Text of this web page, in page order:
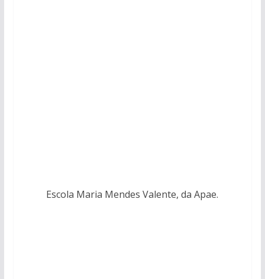
Escola Maria Mendes Valente, da Apae.